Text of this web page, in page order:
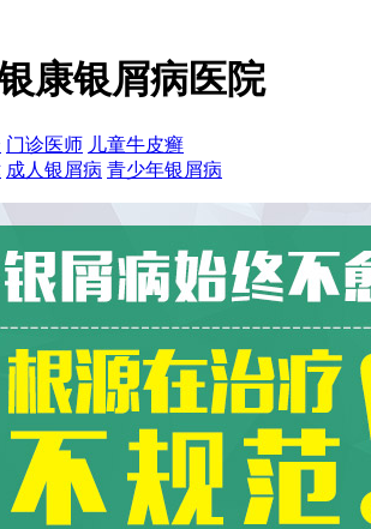
康银屑病医院
门诊医师 儿童牛皮癣
成人银屑病 青少年银屑病